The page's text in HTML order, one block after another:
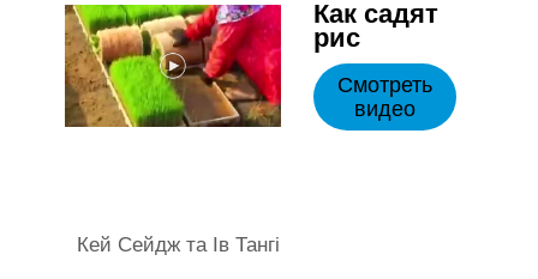
Как садят
рис
Смотреть
видео
Кей Сейдж та Ів Тангі